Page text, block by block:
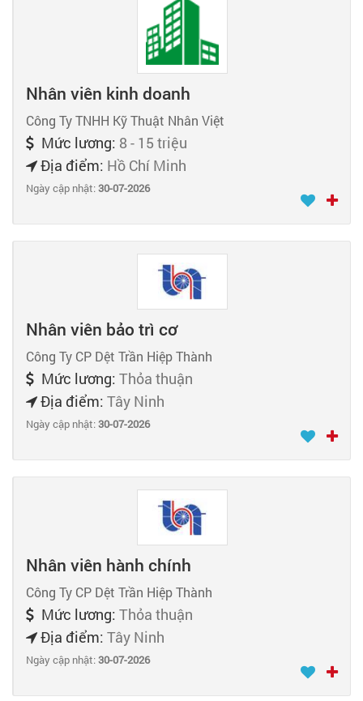
Nhân viên kinh doanh
Công Ty TNHH Kỹ Thuật Nhân Việt
Mức lương: 8 - 15 triệu
Địa điểm: Hồ Chí Minh
Ngày cập nhật:30-07-2026
Nhân viên bảo trì cơ
Công Ty CP Dệt Trần Hiệp Thành
Mức lương: Thỏa thuận
Địa điểm: Tây Ninh
Ngày cập nhật:30-07-2026
Nhân viên hành chính
Công Ty CP Dệt Trần Hiệp Thành
Mức lương: Thỏa thuận
Địa điểm: Tây Ninh
Ngày cập nhật:30-07-2026